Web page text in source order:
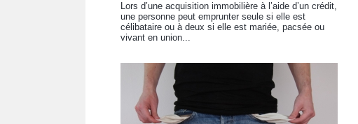
Lors d’une acquisition immobilière à l’aide d’un crédit,
une personne peut emprunter seule si elle est
célibataire ou à deux si elle est mariée, pacsée ou
vivant en union...